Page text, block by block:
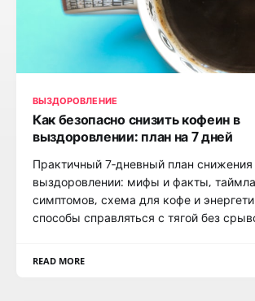
ВЫЗДОРОВЛЕНИЕ
Как безопасно снизить кофеин в
выздоровлении: план на 7 дней
Практичный 7‑дневный план
выздоровлении: мифы и факты,
симптомов, схема для кофе и
способы справляться с тягой без
READ MORE